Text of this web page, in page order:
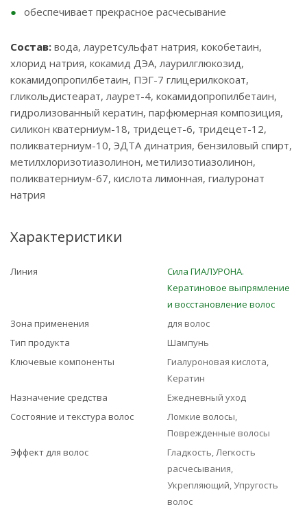
обеспечивает прекрасное расчесывание
Состав: вода, лауретсульфат натрия, кокобетаин,
хлорид натрия, кокамид ДЭА, лаурилглюкозид,
кокамидопропилбетаин, ПЭГ-7 глицерилкокоат,
гликольдистеарат, лаурет-4, кокамидопропилбетаин,
гидролизованный кератин, парфюмерная композиция,
силикон кватерниум-18, тридецет-6, тридецет-12,
поликватерниум-10, ЭДТА динатрия, бензиловый спирт,
метилхлоризотиазолинон, метилизотиазолинон,
поликватерниум-67, кислота лимонная, гиалуронат
натрия
Характеристики
Линия
Сила ГИАЛУРОНА.
Кератиновое выпрямление
и восстановление волос
Зона применения
для волос
Тип продукта
Шампунь
Ключевые компоненты
Гиалуроновая кислота,
Кератин
Назначение средства
Ежедневный уход
Состояние и текстура волос
Ломкие волосы,
Поврежденные волосы
Эффект для волос
Гладкость, Легкость
расчесывания,
Укрепляющий, Упругость
волос